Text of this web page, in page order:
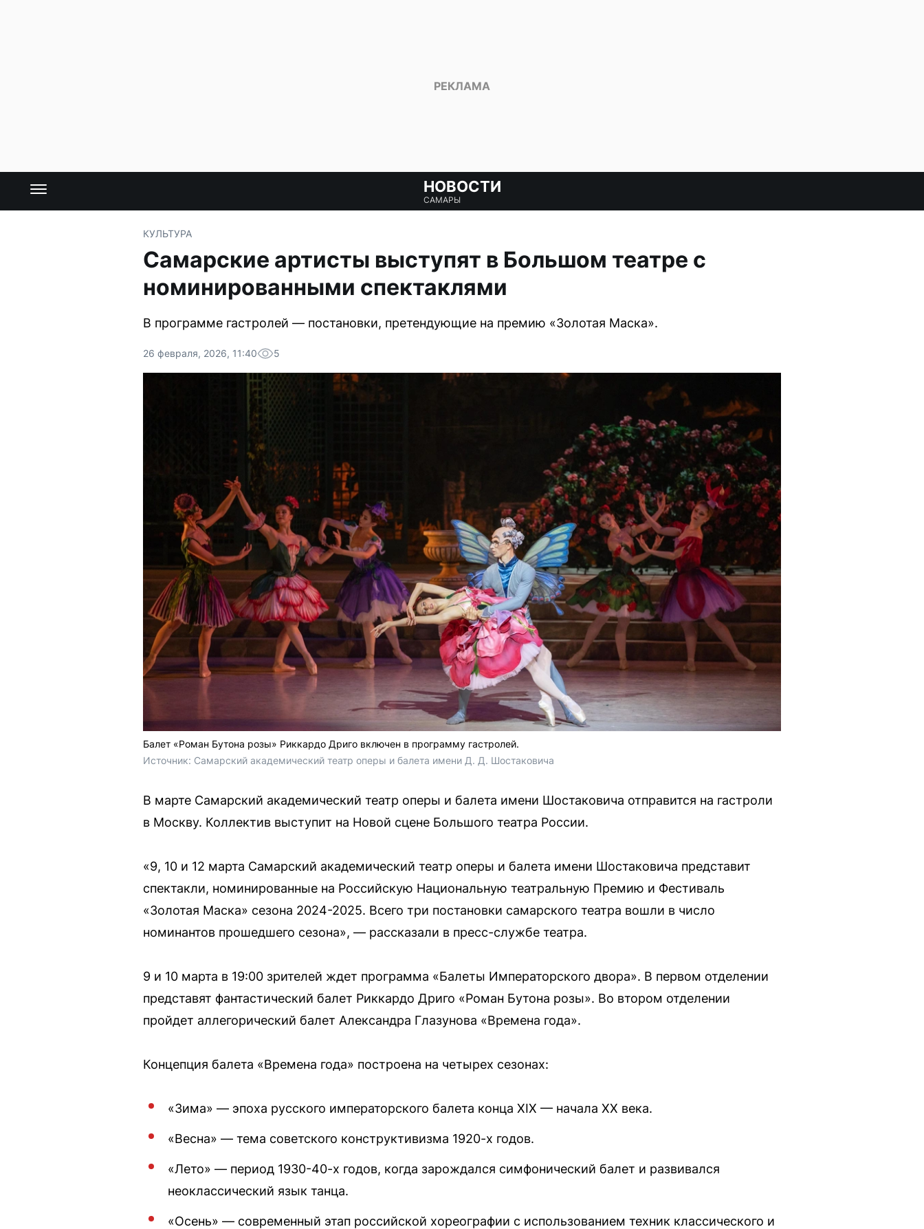
НОВОСТИ
САМАРЫ
КУЛЬТУРА
Самарские артисты выступят в Большом театре с
номинированными спектаклями
В программе гастролей — постановки, претендующие на премию «Золотая Маска».
26 февраля, 2026, 11:40 5
Балет «Роман Бутона розы» Риккардо Дриго включен в программу гастролей.
Источник: Самарский академический театр оперы и балета имени Д. Д. Шостаковича
В марте Самарский академический театр оперы и балета имени Шостаковича отправится на гастроли
в Москву. Коллектив выступит на Новой сцене Большого театра России.
«9, 10 и 12 марта Самарский академический театр оперы и балета имени Шостаковича представит
спектакли, номинированные на Российскую Национальную театральную Премию и Фестиваль
«Золотая Маска» сезона 2024-2025. Всего три постановки самарского театра вошли в число
номинантов прошедшего сезона», — рассказали в пресс-службе театра.
9 и 10 марта в 19:00 зрителей ждет программа «Балеты Императорского двора». В первом отделении
представят фантастический балет Риккардо Дриго «Роман Бутона розы». Во втором отделении
пройдет аллегорический балет Александра Глазунова «Времена года».
Концепция балета «Времена года» построена на четырех сезонах:
«Зима» — эпоха русского императорского балета конца XIX — начала XX века.
«Весна» — тема советского конструктивизма 1920-х годов.
«Лето» — период 1930-40-х годов, когда зарождался симфонический балет и развивался
неоклассический язык танца.
«Осень» — современный этап российской хореографии с использованием техник классического и